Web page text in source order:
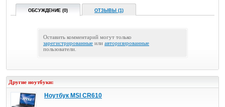
ОБСУЖДЕНИЕ (0) ОТЗЫВЫ (1)
Оставить комментарий могут только
зарегистрированные или авторизированные
пользователи.
Другие ноутбуки:
Ноутбук MSI CR610